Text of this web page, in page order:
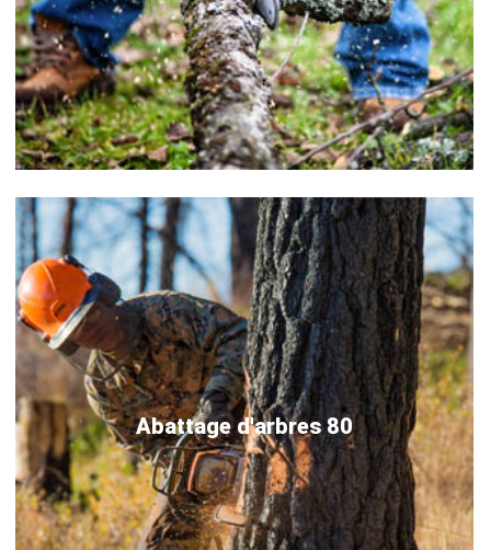
Abattage d'arbres 80